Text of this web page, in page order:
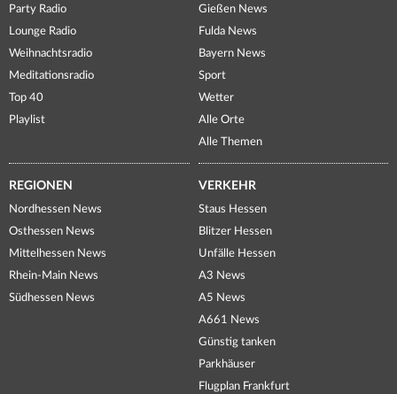
Party Radio
Lounge Radio
Weihnachtsradio
Meditationsradio
Top 40
Playlist
Gießen News
Fulda News
Bayern News
Sport
Wetter
Alle Orte
Alle Themen
REGIONEN
Nordhessen News
Osthessen News
Mittelhessen News
Rhein-Main News
Südhessen News
VERKEHR
Staus Hessen
Blitzer Hessen
Unfälle Hessen
A3 News
A5 News
A661 News
Günstig tanken
Parkhäuser
Flugplan Frankfurt